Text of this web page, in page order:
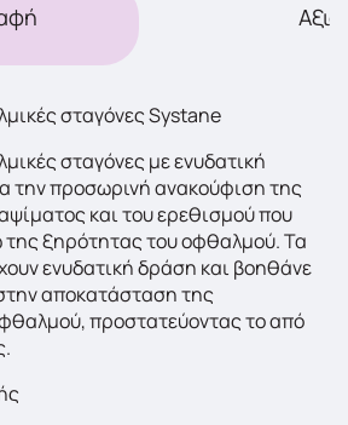
σταγόνες Systane
σταγόνες με ενυδατική
την προσωρινή ανακούφιση της
και του ερεθισμού που
της ξηρότητας του οφθαλμού. Τα
ενυδατική δράση και βοηθάνε
αποκατάσταση της
προστατεύοντας το από